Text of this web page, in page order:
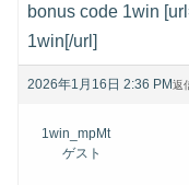
bonus code 1win
1win[/url]
2026年1月16日 2:36 PM返
1win_mpMt
ゲスト